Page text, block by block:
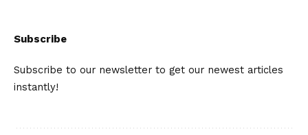
Subscribe
Subscribe to our newsletter to get our newest articles
instantly!